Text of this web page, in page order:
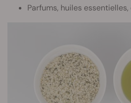
Parfums, huiles